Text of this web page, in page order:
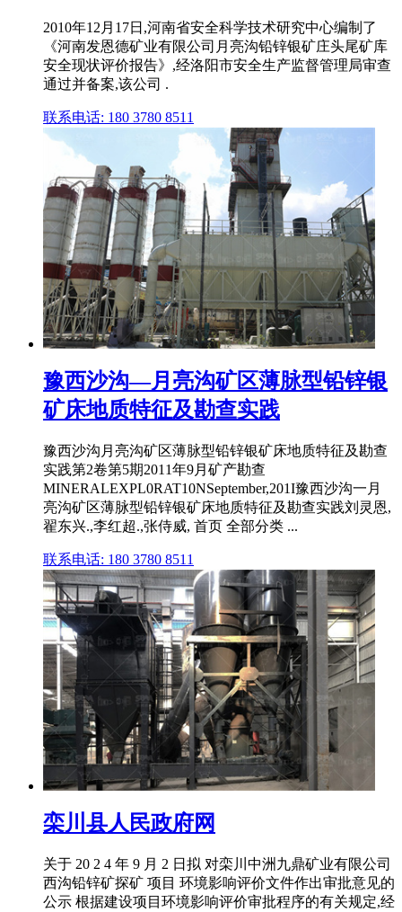
2010年12月17日,河南省安全科学技术研究中心编制了
《河南发恩德矿业有限公司月亮沟铅锌银矿庄头尾矿库
安全现状评价报告》,经洛阳市安全生产监督管理局审查
通过并备案,该公司 .
联系电话: 180 3780 8511
豫西沙沟—月亮沟矿区薄脉型铅锌银
矿床地质特征及勘查实践
豫西沙沟月亮沟矿区薄脉型铅锌银矿床地质特征及勘查
实践第2卷第5期2011年9月矿产勘查
MINERALEXPL0RAT10NSeptember,201I豫西沙沟一月
亮沟矿区薄脉型铅锌银矿床地质特征及勘查实践刘灵恩,
翟东兴.,李红超.,张侍威, 首页 全部分类 ...
联系电话: 180 3780 8511
栾川县人民政府网
关于 20 2 4 年 9 月 2 日拟 对栾川中洲九鼎矿业有限公司
西沟铅锌矿探矿 项目 环境影响评价文件作出审批意见的
公示 根据建设项目环境影响评价审批程序的有关规定,经